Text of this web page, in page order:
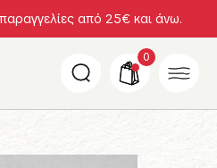
από 25€ και άνω.
0